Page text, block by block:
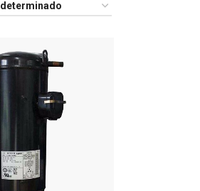
Aire acondicionado Industriales
VRV
Antivibradores y bases